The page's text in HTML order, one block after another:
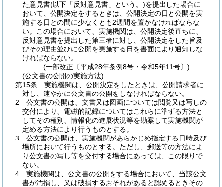
た意見書(以下「反対意見書」という。)を提出した場合に
おいて、公開決定をするときは、公開決定の日と公開を実
施する日との間に少なくとも2週間を置かなければならな
い。
この場合において、実施機関は、公開決定後直ちに、
反対意見書を提出した第三者に対し、公開決定をした旨及
びその理由並びに公開を実施する日を書面により通知しな
ければならない。
(一部改正〔平成28年条例8号・令和5年11号〕)
(公文書の公開の実施方法)
第15条
実施機関は、公開決定をしたときは、公開請求者に
対し、速やかに公文書の公開をしなければならない。
2
公文書の公開は、文書又は図画については閲覧又は写しの
交付により、電磁的記録についてはこれらに準ずる方法と
してその種別、情報化の進展状況等を勘案して実施機関が
定める方法により行うものとする。
3
公文書の公開は、実施機関があらかじめ指定する日時及び
場所において行うものとする。 ただし、郵送等の方法によ
り公文書の写し等を交付する場合にあっては、この限りで
ない。
4
実施機関は、公文書の公開をする場合において、当該公文
書が汚損し、又は破損するおそれがあると認めるときその